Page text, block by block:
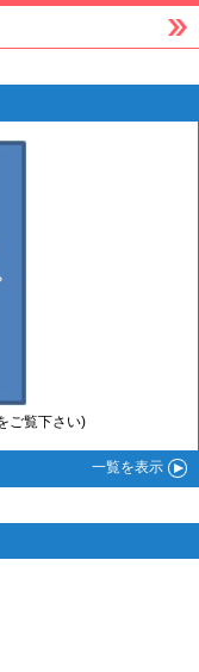
ご覧下さい)
一覧を表示